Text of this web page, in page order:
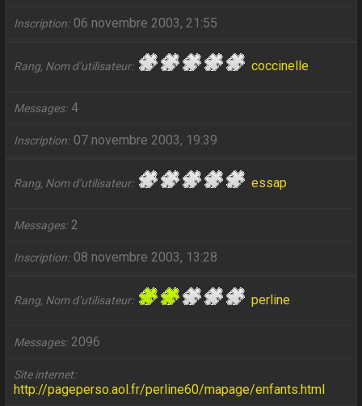
Inscription 06 novembre 2003, 21:55
Rang, Nom d’utilisateur coccinelle
Messages 4
Inscription 07 novembre 2003, 19:39
Rang, Nom d’utilisateur essap
Messages 2
Inscription 08 novembre 2003, 13:28
Rang, Nom d’utilisateur perline
Messages 2096
Site internet
http://pageperso.aol.fr/perline60/mapage/enfants.html